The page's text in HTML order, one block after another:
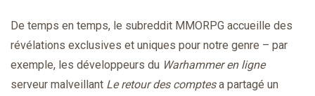
De temps en temps, le subreddit MMORPG accueille des
révélations exclusives et uniques pour notre genre – par
exemple, les développeurs du Warhammer en ligne
serveur malveillant Le retour des comptesa partagé un